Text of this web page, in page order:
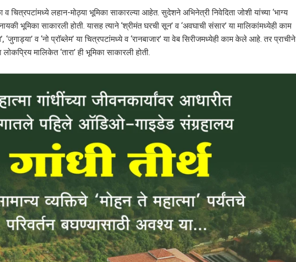
चित्रपटांमध्ये लहान-मोठ्या भूमिका साकारल्या आहेत. सुदेशने अभिनेत्री निवेदिता जोशी यांच्या ‘भाग्य
भूमिका साकारली होती. यासह त्याने ‘श्रीमंत घरची सून’ व ‘अवघाची संसार’ या मालिकांमध्येही काम
व ‘नो प्रॉब्लेम’ या चित्रपटांमध्ये व ‘रानबाजार’ या वेब सिरीजमध्येही काम केले आहे. तर प्राचीने
मालिकेत ‘तारा’ ही भूमिका साकारली होती.